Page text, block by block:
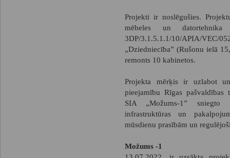
Projekti ir noslēgušies.
mēbeles un
3DP/3.1.5.1.1/10/APIA/VEC/
„Dziedniecība” (Rušonu ielā
remonts 10 kabinetos.
Projekta mērķis ir uzlabot
pieejamību Rīgas
SIA „Možums-1” sniegto
infrastruktūras un
mūsdienu prasībām un
Možums -1